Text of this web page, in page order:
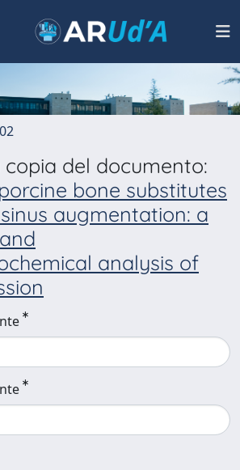
copia del documento:
bone substitutes
augmentation: a
analysis of